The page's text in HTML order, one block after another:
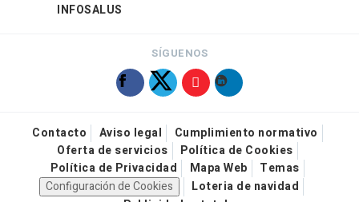
INFOSALUS
SÍGUENOS
Contacto Aviso legal
Cumplimiento normativo
Oferta de servicios
Política de Cookies
Política de Privacidad
Mapa Web
Temas
Configuración de Cookies
Loteria de navidad